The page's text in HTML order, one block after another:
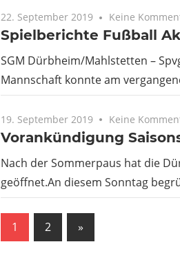
22. September 2019 Keine
Spielberichte Fußball
SGM Dürbheim/Mahlstetten –
Mannschaft konnte am
19. September 2019 Keine
Vorankündigung
Nach der Sommerpaus hat die
geöffnet.An diesem Sonntag
1 2
Nächste
Beiträge
»